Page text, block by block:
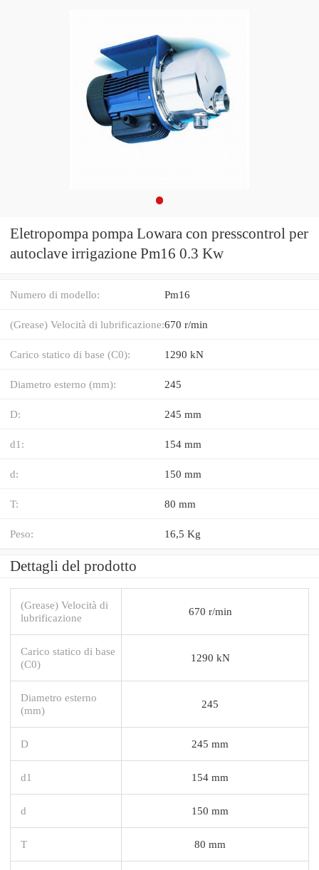
Eletropompa pompa Lowara con presscontrol per
autoclave irrigazione Pm16 0.3 Kw
Numero di modello: Pm16
(Grease) Velocità di lubrificazione:670 r/min
Carico statico di base (C0): 1290 kN
Diametro esterno (mm): 245
D: 245 mm
d1: 154 mm
d: 150 mm
T: 80 mm
Peso: 16,5 Kg
Dettagli del prodotto
(Grease) Velocità di
lubrificazione
670 r/min
Carico statico di base
(C0)
1290 kN
Diametro esterno
(mm)
245
D 245 mm
d1 154 mm
d 150 mm
T 80 mm